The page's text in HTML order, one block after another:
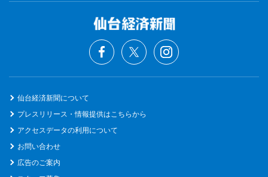
仙台経済新聞について
プレスリリース・情報提供はこちらから
アクセスデータの利用について
お問い合わせ
広告のご案内